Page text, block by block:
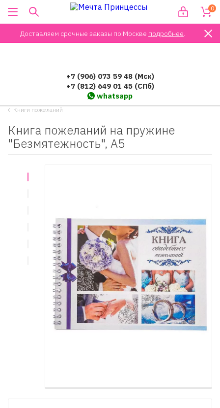
Доставляем срочные заказы по Москве подробнее.
0
+7 (906) 073 59 48 (Мск)
+7 (812) 649 01 45 (СПб)
whatsapp
Книги пожеланий
Книга пожеланий на пружине
"Безмятежность", А5